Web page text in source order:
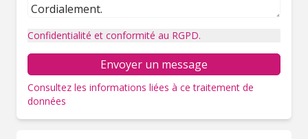
Confidentialité et conformité au RGPD.
Envoyer un message
Consultez les informations liées à ce traitement de
données